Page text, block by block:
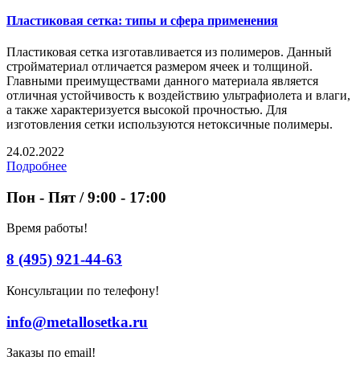
Пластиковая сетка: типы и сфера применения
Пластиковая сетка изготавливается из полимеров. Данный
стройматериал отличается размером ячеек и толщиной.
Главными преимуществами данного материала является
отличная устойчивость к воздействию ультрафиолета и влаги,
а также характеризуется высокой прочностью. Для
изготовления сетки используются нетоксичные полимеры.
24.02.2022
Подробнее
Пон - Пят / 9:00 - 17:00
Время работы!
8 (495) 921-44-63
Консультации по телефону!
info@metallosetka.ru
Заказы по email!